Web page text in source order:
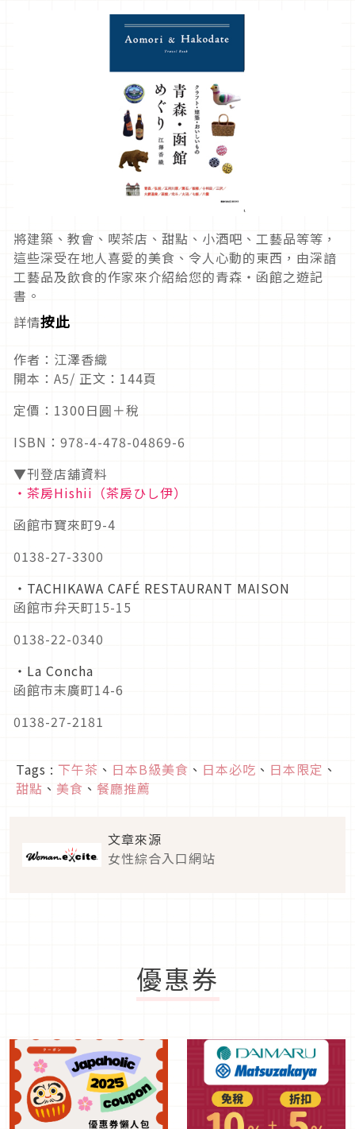
將建築、教會、喫茶店、甜點、小酒吧、工藝品等等，
這些深受在地人喜愛的美食、令人心動的東西，由深諳
工藝品及飲食的作家來介紹給您的青森・函館之遊記
書。
詳情按此
作者：江澤香織
開本：A5/ 正文：144頁
定價：1300日圓＋稅
ISBN：978-4-478-04869-6
▼刊登店舖資料
・茶房Hishii（茶房ひし伊）
函館市寶來町9-4
0138-27-3300
・TACHIKAWA CAFÉ RESTAURANT MAISON
函館市弁天町15-15
0138-22-0340
・La Concha
函館市末廣町14-6
0138-27-2181
Tags : 下午茶 、 日本B級美食 、 日本必吃 、 日本限定 、
甜點 、 美食 、 餐廳推薦
文章來源
女性綜合入口網站
優惠券